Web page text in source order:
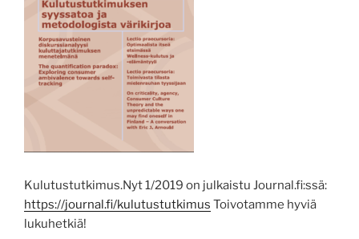
Kulutustutkimus.Nyt 1/2019 on julkaistu Journal.fi:ssä:
https://journal.fi/kulutustutkimus Toivotamme hyviä
lukuhetkiä!